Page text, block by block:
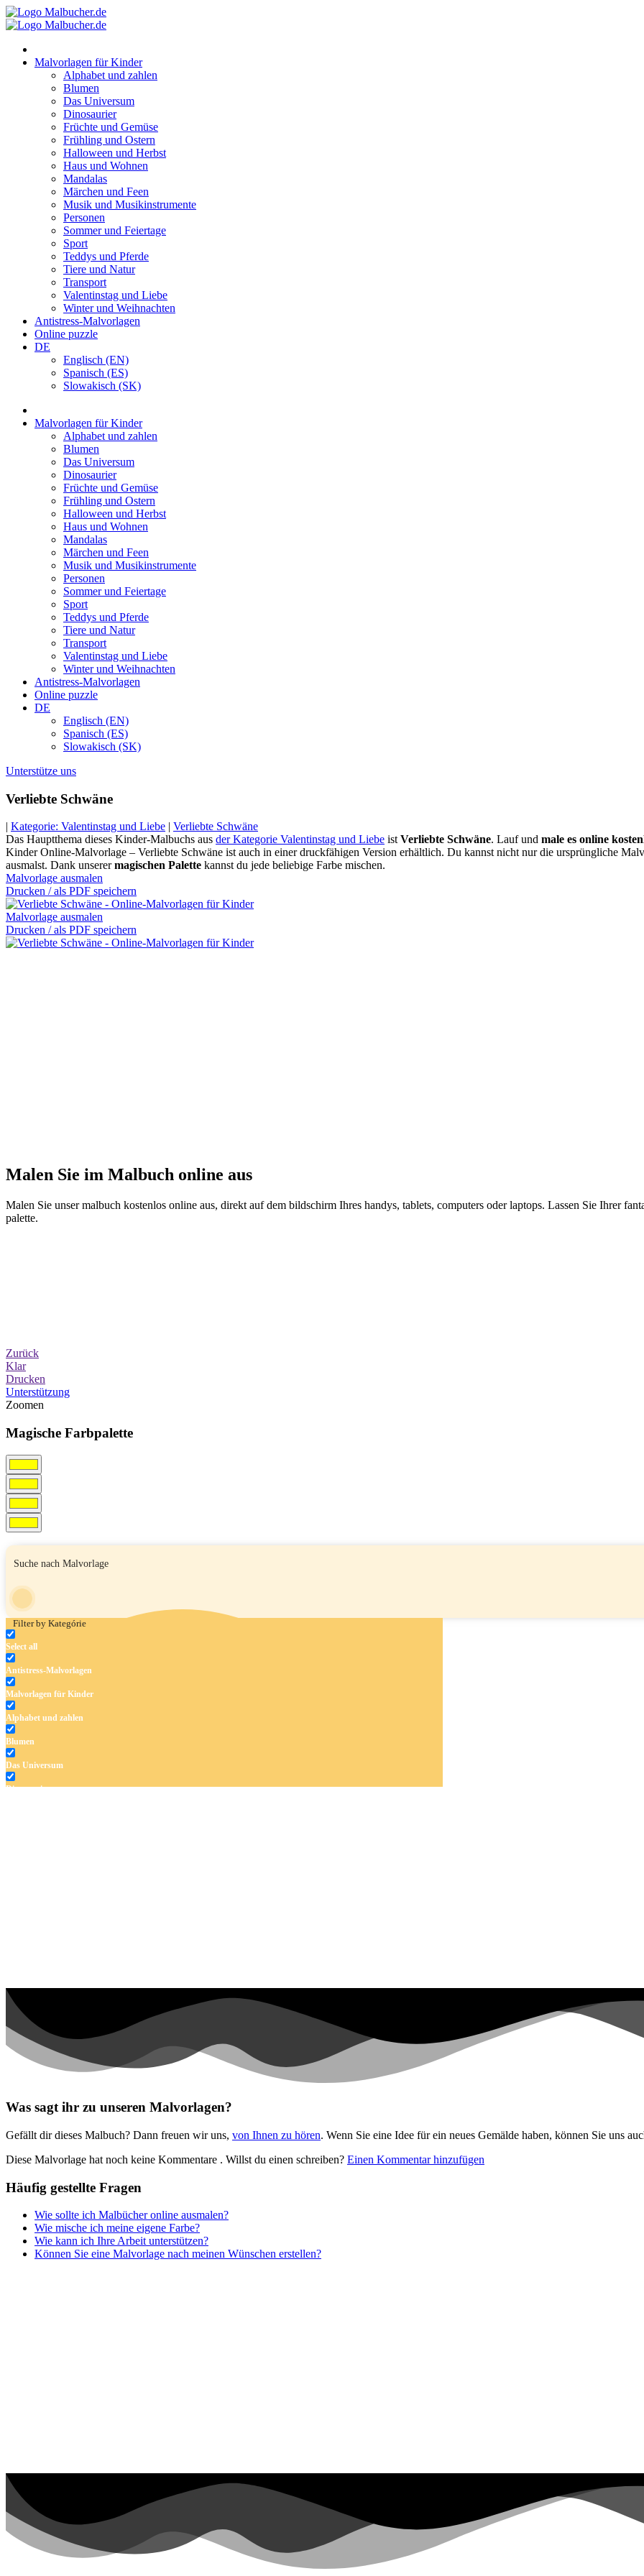
Zum
Inhalt
Malvorlagen für Kinder
Alphabet und zahlen
Blumen
Das Universum
Dinosaurier
Früchte und Gemüse
Frühling und Ostern
Halloween und Herbst
Haus und Wohnen
Mandalas
Märchen und Feen
Musik und Musikinstrumente
Personen
Sommer und Feiertage
Sport
Teddys und Pferde
Tiere und Natur
Transport
Valentinstag und Liebe
Winter und Weihnachten
Antistress-Malvorlagen
Online puzzle
DE
Englisch (EN)
Spanisch (ES)
Slowakisch (SK)
Malvorlagen für Kinder
Alphabet und zahlen
Blumen
Das Universum
Dinosaurier
Früchte und Gemüse
Frühling und Ostern
Halloween und Herbst
Haus und Wohnen
Mandalas
Märchen und Feen
Musik und Musikinstrumente
Personen
Sommer und Feiertage
Sport
Teddys und Pferde
Tiere und Natur
Transport
Valentinstag und Liebe
Winter und Weihnachten
Antistress-Malvorlagen
Online puzzle
DE
Englisch (EN)
Spanisch (ES)
Slowakisch (SK)
Unterstütze uns
Verliebte Schwäne
| Kategorie: Valentinstag und Liebe | Verliebte Schwäne
Das Hauptthema dieses Kinder-Malbuchs aus der Kategorie Valentinstag und Liebe istVerliebte Schwäne. Lauf und male es online
Kinder Online-Malvorlage – Verliebte Schwäne ist auch in einer druckfähigen Version erhältlich. Du kannst nicht nur die ursprüngliche
ausmalst. Dank unserermagischen Palette kannst du jede beliebige Farbe mischen.
Malvorlage ausmalen
Drucken / als PDF speichern
Malvorlage ausmalen
Drucken / als PDF speichern
Malen Sie im Malbuch online aus
Malen Sie unser malbuch kostenlos online aus, direkt auf dem bildschirm Ihres handys, tablets, computers oder laptops. Lassen Sie Ihrer
palette.
Zurück
Klar
Drucken
Unterstützung
Zoomen
Magische Farbpalette
Filter by Kategórie
Select all
Antistress-Malvorlagen
Malvorlagen für Kinder
Alphabet und zahlen
Blumen
Das Universum
Dinosaurier
Sommer und Feiertage
Sport
Teddys und Pferde
Tiere und Natur
Unkategorisiert
Was sagt ihr zu unseren Malvorlagen?
Gefällt dir dieses Malbuch? Dann freuen wir uns, von Ihnen zu hören. Wenn Sie eine Idee für ein neues Gemälde haben, können Sie uns
Diese Malvorlage hat noch keine Kommentare . Willst du einen schreiben? Einen Kommentar hinzufügen
Häufig gestellte Fragen
Wie sollte ich Malbücher online ausmalen?
Wie mische ich meine eigene Farbe?
Wie kann ich Ihre Arbeit unterstützen?
Können Sie eine Malvorlage nach meinen Wünschen erstellen?